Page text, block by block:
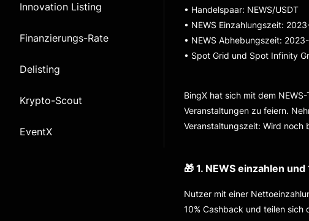
Innovation Listing
Finanzierungs-Rate
Delisting
Krypto-Scout
EventX
• Handelspaar: NEWS/USDT
• NEWS Einzahlungszeit:
• NEWS Abhebungszeit:
• Spot Grid und Spot Infinity
BingX hat sich mit dem
Veranstaltungen zu feiern.
Veranstaltungszeit: Wird noch
🎁 1. NEWS einzahlen
Nutzer mit einer
10% Cashback und teilen sich